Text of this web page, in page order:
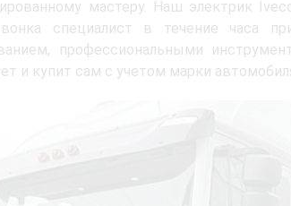
мастеру. Наш электрик
специалист в течение часа
профессиональными
и купит сам с учетом марки